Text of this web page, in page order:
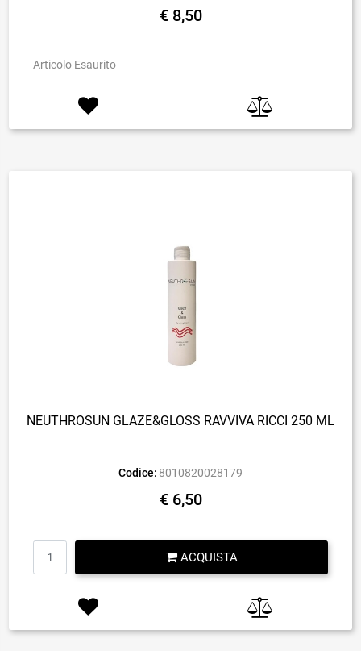
€ 8,50
Articolo Esaurito
NEUTHROSUN GLAZE&GLOSS RAVVIVA RICCI 250 ML
Codice: 8010820028179
€ 6,50
ACQUISTA